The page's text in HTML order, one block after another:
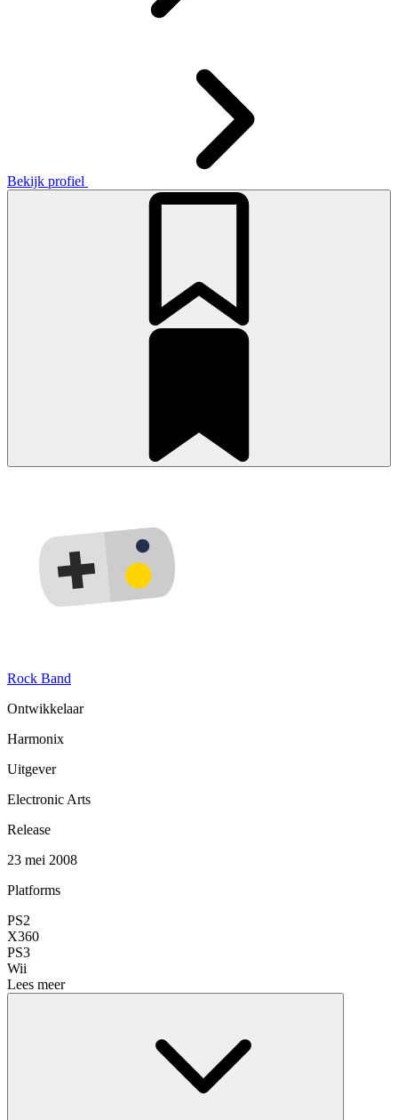
Bekijk profiel
Rock Band
Ontwikkelaar
Harmonix
Uitgever
Electronic Arts
Release
23 mei 2008
Platforms
PS2
X360
PS3
Wii
Lees meer